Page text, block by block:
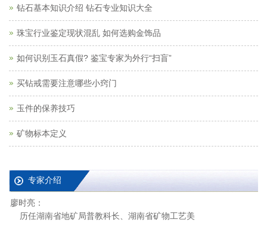
钻石基本知识介绍 钻石专业知识大全
珠宝行业鉴定现状混乱 如何选购金饰品
如何识别玉石真假? 鉴宝专家为外行“扫盲”
买钻戒需要注意哪些小窍门
玉件的保养技巧
矿物标本定义
专家介绍
廖时亮：
历任湖南省地矿局普教科长、湖南省矿物工艺美